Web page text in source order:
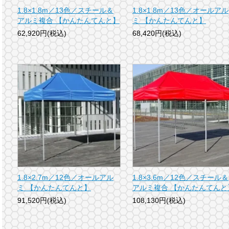
1.8×1.8m／13色／スチール＆
アルミ複合 【かんたんてんと】
62,920円(税込)
1.8×1.8m／13色／オールアル
ミ 【かんたんてんと】
68,420円(税込)
1.8×2.7m／12色／オールアル
ミ 【かんたんてんと】
91,520円(税込)
1.8×3.6m／12色／スチール＆
アルミ複合 【かんたんてんと
108,130円(税込)